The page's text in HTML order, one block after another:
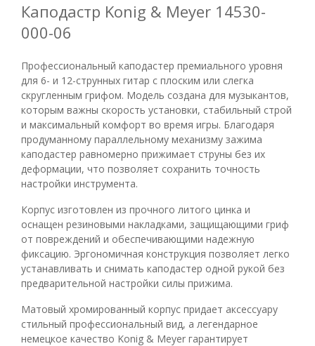
Каподастр Konig & Meyer 14530-
000-06
Профессиональный каподастер премиального уровня
для 6- и 12-струнных гитар с плоским или слегка
скругленным грифом. Модель создана для музыкантов,
которым важны скорость установки, стабильный строй
и максимальный комфорт во время игры. Благодаря
продуманному параллельному механизму зажима
каподастер равномерно прижимает струны без их
деформации, что позволяет сохранить точность
настройки инструмента.
Корпус изготовлен из прочного литого цинка и
оснащен резиновыми накладками, защищающими гриф
от повреждений и обеспечивающими надежную
фиксацию. Эргономичная конструкция позволяет легко
устанавливать и снимать каподастер одной рукой без
предварительной настройки силы прижима.
Матовый хромированный корпус придает аксессуару
стильный профессиональный вид, а легендарное
немецкое качество Konig & Meyer гарантирует